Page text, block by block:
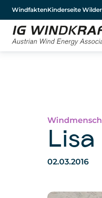
WindfaktenKinderseite
02.03.2016